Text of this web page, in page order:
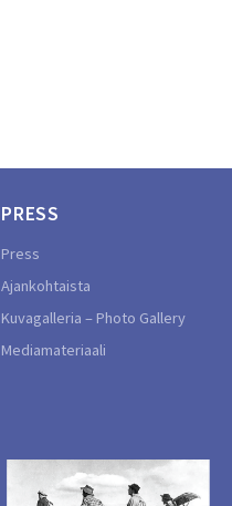
PRESS
Press
Ajankohtaista
Kuvagalleria – Photo Gallery
Mediamateriaali